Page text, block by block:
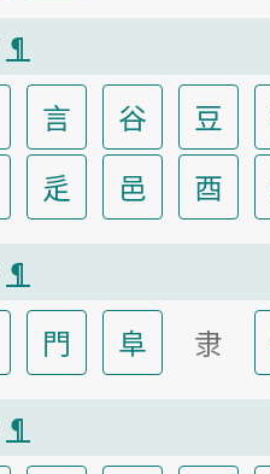
¶
言 谷 豆
辵 邑 酉
¶
門 阜 隶
¶